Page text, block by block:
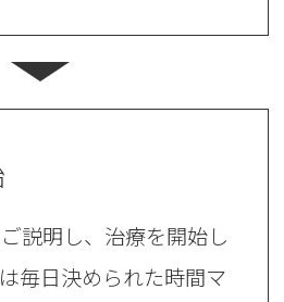
説明し、治療を開始し
毎日決められた時間マ